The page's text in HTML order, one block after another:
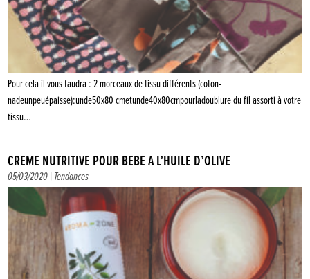
Pour cela il vous faudra : 2 morceaux de tissu différents (coton-
nadeunpeuépaisse):unde50x80 cmetunde40x80cmpourladoublure du fil assorti à votre
tissu…
CRÈME NUTRITIVE POUR BÉBÉ À L’HUILE D’OLIVE
05/03/2020 |Tendances